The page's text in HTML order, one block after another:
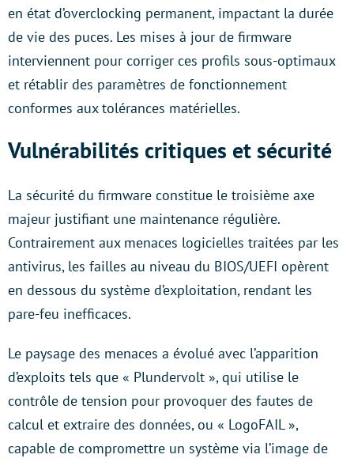
en état d’overclocking permanent, impactant la durée
de vie des puces. Les mises à jour de firmware
interviennent pour corriger ces profils sous-optimaux
et rétablir des paramètres de fonctionnement
conformes aux tolérances matérielles.
Vulnérabilités critiques et sécurité
La sécurité du firmware constitue le troisième axe
majeur justifiant une maintenance régulière.
Contrairement aux menaces logicielles traitées par les
antivirus, les failles au niveau du BIOS/UEFI opèrent
en dessous du système d’exploitation, rendant les
pare-feu inefficaces.
Le paysage des menaces a évolué avec l’apparition
d’exploits tels que « Plundervolt », qui utilise le
contrôle de tension pour provoquer des fautes de
calcul et extraire des données, ou « LogoFAIL »,
capable de compromettre un système via l’image de